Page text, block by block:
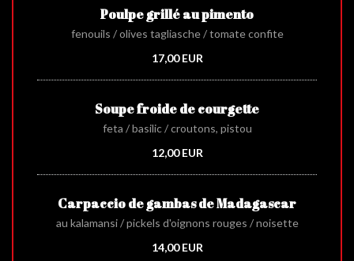
Poulpe grillé au pimento
fenouils / olives tagliasche / tomate confite
17,00 EUR
Soupe froide de courgette
feta / basilic / croutons, pistou
12,00 EUR
Carpaccio de gambas de Madagascar
au kalamansi / pickels d'oignons rouges / noisette
14,00 EUR